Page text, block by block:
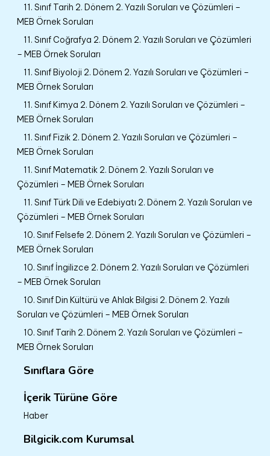
11. Sınıf Tarih 2. Dönem 2. Yazılı Soruları ve Çözümleri –
MEB Örnek Soruları
11. Sınıf Coğrafya 2. Dönem 2. Yazılı Soruları ve Çözümleri
– MEB Örnek Soruları
11. Sınıf Biyoloji 2. Dönem 2. Yazılı Soruları ve Çözümleri –
MEB Örnek Soruları
11. Sınıf Kimya 2. Dönem 2. Yazılı Soruları ve Çözümleri –
MEB Örnek Soruları
11. Sınıf Fizik 2. Dönem 2. Yazılı Soruları ve Çözümleri –
MEB Örnek Soruları
11. Sınıf Matematik 2. Dönem 2. Yazılı Soruları ve
Çözümleri – MEB Örnek Soruları
11. Sınıf Türk Dili ve Edebiyatı 2. Dönem 2. Yazılı Soruları ve
Çözümleri – MEB Örnek Soruları
10. Sınıf Felsefe 2. Dönem 2. Yazılı Soruları ve Çözümleri –
MEB Örnek Soruları
10. Sınıf İngilizce 2. Dönem 2. Yazılı Soruları ve Çözümleri
– MEB Örnek Soruları
10. Sınıf Din Kültürü ve Ahlak Bilgisi 2. Dönem 2. Yazılı
Soruları ve Çözümleri – MEB Örnek Soruları
10. Sınıf Tarih 2. Dönem 2. Yazılı Soruları ve Çözümleri –
MEB Örnek Soruları
Sınıflara Göre
İçerik Türüne Göre
Haber
Bilgicik.com Kurumsal